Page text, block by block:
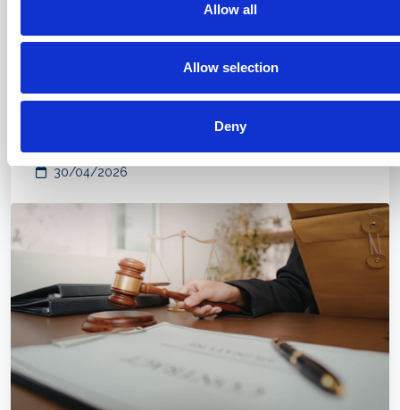
Allow all
Allow selection
Deny
2026: iscrizioni aperte
30/04/2026